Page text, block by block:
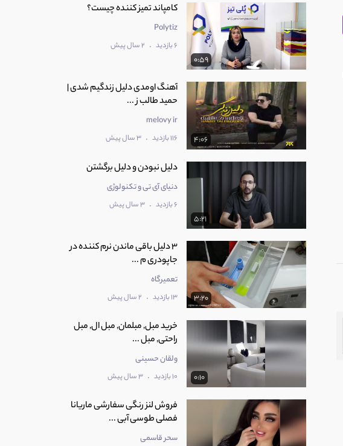
0:59
کامپاند تمیز کننده چیست؟
Polytiz
6 بازدید . 2 سال پیش
4:06
آهنگ اومدی دلیل زندگیم شدی |
حمید طالب ز ...
melovy ir
116 بازدید . 3 سال پیش
5:21
دلیل نبودن و دلیل برگشتن
دنیای آی تی و تکنولوژی
6 بازدید . 3 سال پیش
3:20
3 دلیل باقی ماندن نرم کننده در
جاپودری م ...
تعمیرگاه
13 بازدید . 2 سال پیش
0:10
خرید مبل, مبلمان, مبل ال, مبل
راحتی, مبل ...
ولقان حسینی
10 بازدید . 3 سال پیش
فروش لنز رنگی سفارشی ماریانا
فصلی طوسی آبی ...
سحر قاسمی